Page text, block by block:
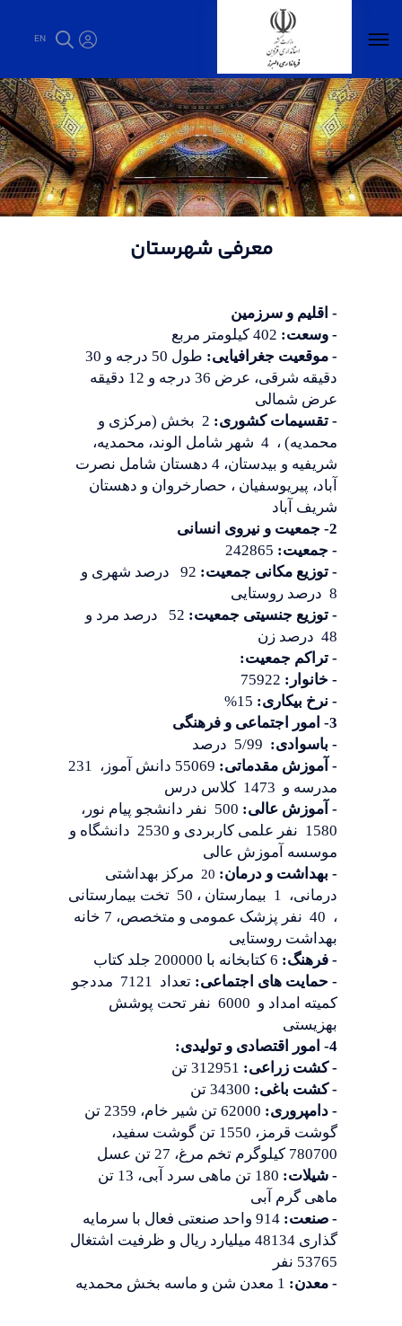
EN
معرفی شهرستان - فرمانداری البرز
معرفی شهرستان
- اقلیم و سرزمین
- وسعت: 402 کیلومتر مربع
- موقعیت جغرافیایی:
طول 50 درجه و 30
دقیقه شرقی، عرض 36 درجه و 12 دقیقه
عرض شمالی
- تقسیمات کشوری:
2 بخش (مرکزی و
محمدیه) ، 4 شهر شامل الوند، محمدیه،
شریفیه و بیدستان، 4 دهستان شامل نصرت
آباد، پیریوسفیان ، حصارخروان و دهستان
شریف آباد
2- جمعیت و نیروی انسانی
- جمعیت: 242865
- توزیع مکانی جمعیت:
92 درصد شهری و
8 درصد روستایی
- توزیع جنسیتی جمعیت:
52 درصد مرد و
48 درصد زن
- تراکم جمعیت:
- خانوار: 75922
- نرخ بیکاری: 15%
3- امور اجتماعی و فرهنگی
- باسوادی: 5/99 درصد
- آموزش مقدماتی:
مدرسه و 1473 کلاس درس
- آموزش عالی:
500 نفر دانشجو پیام نور،
1580 نفر علمی کاربردی و 2530 دانشگاه و
موسسه آموزش عالی
- بهداشت و درمان: 20
مرکز بهداشتی
درمانی، 1 بیمارستان ، 50 تخت بیمارستانی
، 40 نفر پزشک عمومی و متخصص، 7 خانه
بهداشت روستایی
- فرهنگ: 6 کتابخانه با 200000 جلد کتاب
- حمایت های اجتماعی:
تعداد 7121 مددجو
کمیته امداد و 6000 نفر تحت پوشش
بهزیستی
4- امور اقتصادی و تولیدی:
- کشت زراعی: 312951 تن
- کشت باغی: 34300 تن
- دامپروری:
62000 تن شیر خام، 2359 تن
گوشت قرمز، 1550 تن گوشت سفید،
780700 کیلوگرم تخم مرغ، 27 تن عسل
- شیلات:
180 تن ماهی سرد آبی، 13 تن
ماهی گرم آبی
- صنعت:
914 واحد صنعتی فعال با سرمایه
گذاری 48134 میلیارد ریال و ظرفیت اشتغال
53765 نفر
- معدن: 1 معدن شن و ماسه بخش محمدیه